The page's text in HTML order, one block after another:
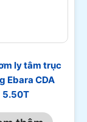
ly tâm trục
Ebara CDA
5.50T